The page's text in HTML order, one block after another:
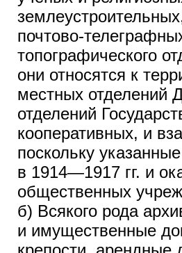
почтово-
топографического
они относятся к
местных отделений
отделений
кооперативных, и
поскольку
в 1914—1917 гг. и
общественных
б) Всякого рода
и имущественные